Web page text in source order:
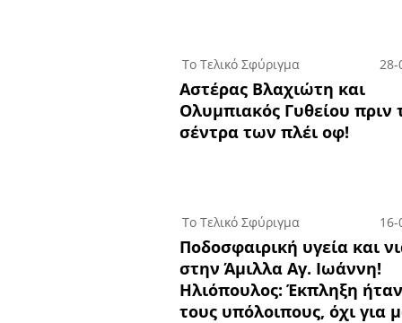
Το Τελικό Σφύριγμα
Αστέρας Βλαχιώτη και
Ολυμπιακός Γυθείου πριν
σέντρα των πλέι οφ!
Το Τελικό Σφύριγμα
Ποδοσφαιρική υγεία και
στην Άμιλλα Αγ. Ιωάννη!
Ηλιόπουλος: Έκπληξη
τους υπόλοιπους, όχι για